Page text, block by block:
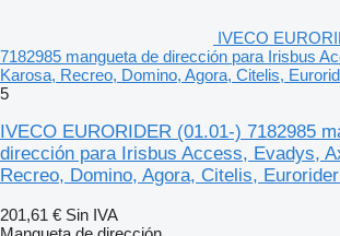
IVECO
7182985 mangueta de dirección para Irisbus
Karosa, Recreo, Domino, Agora, Citelis,
5
IVECO EURORIDER (01.01-) 7182985
dirección para Irisbus Access, Evadys,
Recreo, Domino, Agora, Citelis,
201,61 € Sin IVA